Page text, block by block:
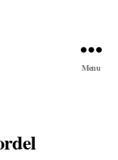
Menu